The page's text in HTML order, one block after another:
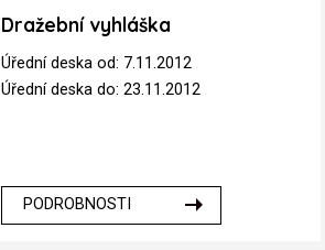
Dražební vyhláška
Úřední deska od: 7.11.2012
Úřední deska do: 23.11.2012
PODROBNOSTI